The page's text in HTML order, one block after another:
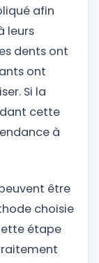
afin
leurs
dents ont
ont
Si la
cette
à
être
choisie
étape